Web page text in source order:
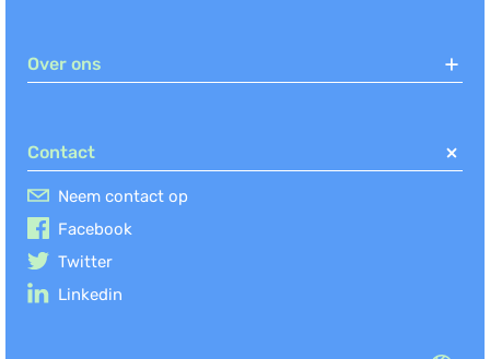
Over ons
Contact
Neem contact op
Facebook
Twitter
Linkedin